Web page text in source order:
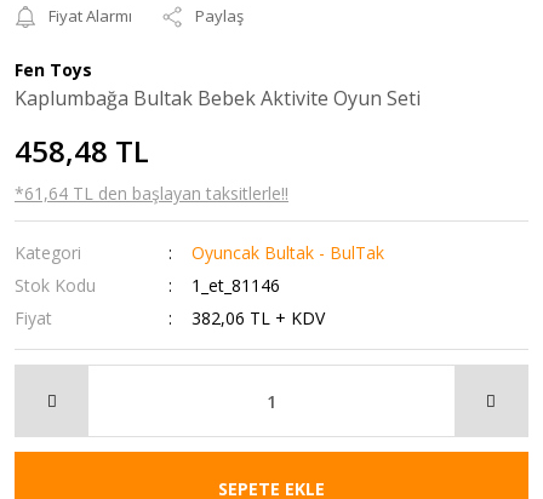
Fiyat Alarmı
Paylaş
Fen Toys
Kaplumbağa Bultak Bebek Aktivite Oyun Seti
458,48 TL
*61,64 TL den başlayan taksitlerle!!
Kategori
Oyuncak Bultak - BulTak
Stok Kodu
1_et_81146
Fiyat
382,06 TL + KDV
SEPETE EKLE